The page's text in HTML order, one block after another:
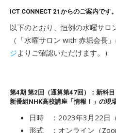
ICT CONNECT 21からのご案内です。
以下のとおり、恒例の水曜サロ
（「水曜サロン with 赤堀会長」
ジよりご確認いただけます。）
第4期 第2回（通算第47回）：新科
新番組NHK高校講座「情報Ｉ」の現
日時 ：2023年3月22日
形式 ：オンライン（